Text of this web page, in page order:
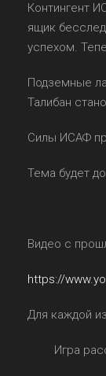
Контингент
ящик
успехом.
Подземные
Талибан
Силы ИСАФ
Тема будет
Видео с
https://
Для каждой
Игра